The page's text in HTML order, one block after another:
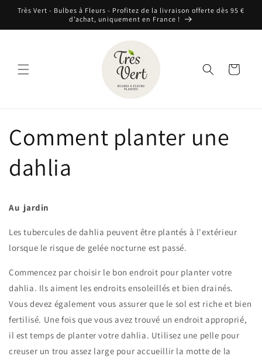
passer
Très Vert - Bulbes à Fleurs - Profitez de la livraison offerte dès 95 €
d’achat, uniquement en France !
Panier
Comment planter une
dahlia
Au jardin
Les tubercules de dahlia peuvent être plantés à l'extérieur
lorsque le risque de gelée nocturne est passé.
Commencez par choisir le bon endroit pour planter votre
dahlia. Ils aiment les endroits ensoleillés et bien drainés.
Vous devez également vous assurer que le sol est riche et bien
fertilisé. Une fois que vous avez trouvé un endroit approprié,
il est temps de planter votre dahlia. Utilisez une pelle pour
creuser un trou assez large pour accueillir la motte de la